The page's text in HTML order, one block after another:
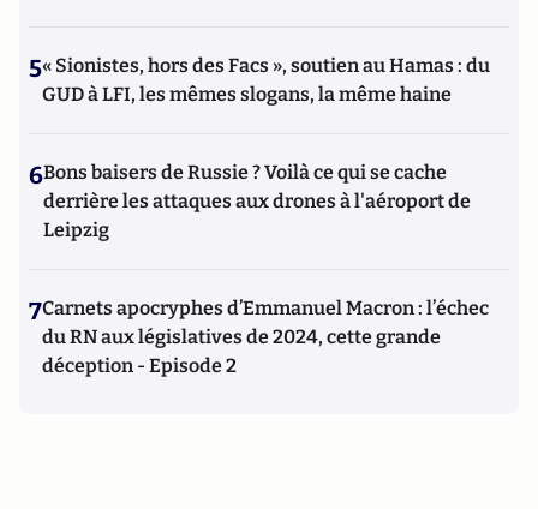
5« Sionistes, hors des Facs », soutien au Hamas : du
GUD à LFI, les mêmes slogans, la même haine
6Bons baisers de Russie ? Voilà ce qui se cache
derrière les attaques aux drones à l'aéroport de
Leipzig
7Carnets apocryphes d’Emmanuel Macron : l’échec
du RN aux législatives de 2024, cette grande
déception - Episode 2